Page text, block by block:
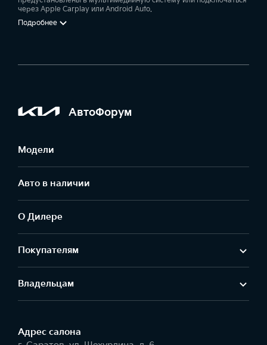
через Apple Carplay или Android Auto.
Подробнее
АвтоФорум
Модели
Авто в наличии
О Дилере
Покупателям
Владельцам
Адрес салонa